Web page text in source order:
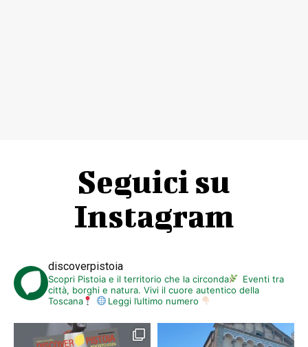
Seguici su
Instagram
discoverpistoia
Scopri Pistoia e il territorio che la circonda
Eventi tra
città, borghi e natura. Vivi il cuore autentico della
Toscana
Leggi l’ultimo numero